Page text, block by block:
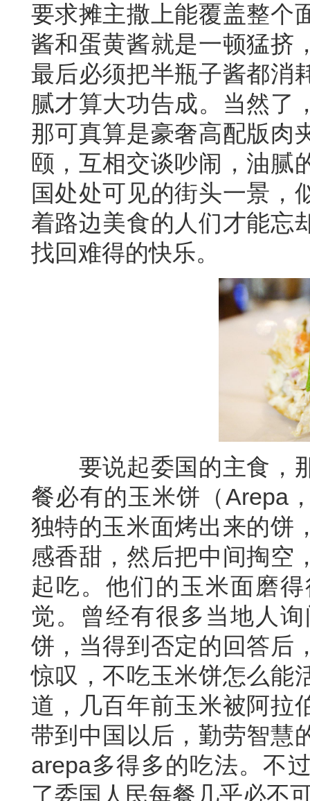
要求摊主撒上能覆盖整个
酱和蛋黄酱就是一顿猛挤
最后必须把半瓶子酱都消
腻才算大功告成。当然了
那可真算是豪奢高配版肉
颐，互相交谈吵闹，油腻
国处处可见的街头一景，
着路边美食的人们才能忘
找回难得的快乐。
要说起委国的主食，那
餐必有的玉米饼（Arepa
独特的玉米面烤出来的饼
感香甜，然后把中间掏空
起吃。他们的玉米面磨
觉。曾经有很多当地人
饼，当得到否定的回答后
惊叹，不吃玉米饼怎么能
道，几百年前玉米被阿拉
带到中国以后，勤劳智慧
arepa多得多的吃法。不
了委国人民每餐几乎必不